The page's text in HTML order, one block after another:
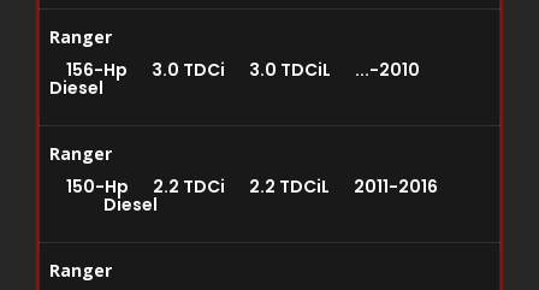
Ranger
156-Hp 3.0 TDCi 3.0 TDCiL ...-2010
Diesel
Ranger
150-Hp 2.2 TDCi 2.2 TDCiL 2011-2016
Diesel
Ranger